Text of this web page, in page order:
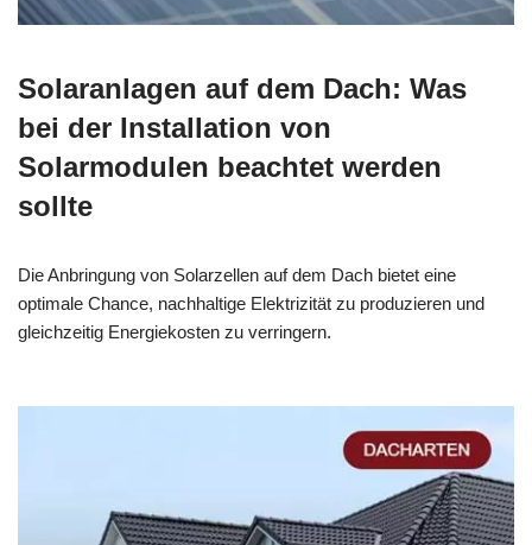
Solaranlagen auf dem Dach: Was
bei der Installation von
Solarmodulen beachtet werden
sollte
Die Anbringung von Solarzellen auf dem Dach bietet eine
optimale Chance, nachhaltige Elektrizität zu produzieren und
gleichzeitig Energiekosten zu verringern.